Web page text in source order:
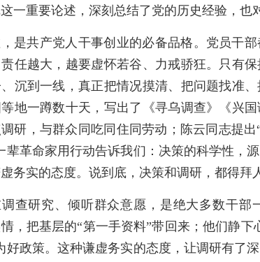
一重要论述，深刻总结了党的历史经验，也
是共产党人干事创业的必备品格。党员干
任越大，越要虚怀若谷、力戒骄狂。只有
沉到一线，真正把情况摸清、把问题找准
地一蹲数十天，写出了《寻乌调查》《兴
研，与群众同吃同住同劳动；陈云同志提
辈革命家用行动告诉我们：决策的科学性，
务实的态度。说到底，决策和调研，都得拜
查研究、倾听群众意愿，是绝大多数干部
，把基层的“第一手资料”带回来；他们静
好政策。这种谦虚务实的态度，让调研有了